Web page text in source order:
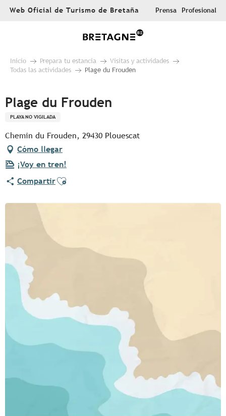
AllerWeb Oficial de Turismo de Bretaña Prensa Profesional
Inicio Prepara tu estancia
Visitas y actividades
Todas las actividades
Plage du Frouden
Plage du Frouden
PLAYA NO VIGILADA
Chemin du Frouden, 29430 Plouescat
Cómo llegar
¡Voy en tren!
CompartirAjouter aux favoris